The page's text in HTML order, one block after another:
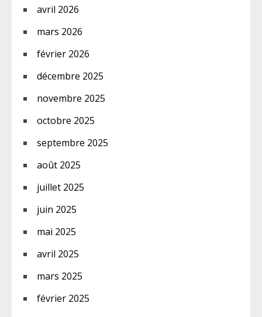
avril 2026
mars 2026
février 2026
décembre 2025
novembre 2025
octobre 2025
septembre 2025
août 2025
juillet 2025
juin 2025
mai 2025
avril 2025
mars 2025
février 2025